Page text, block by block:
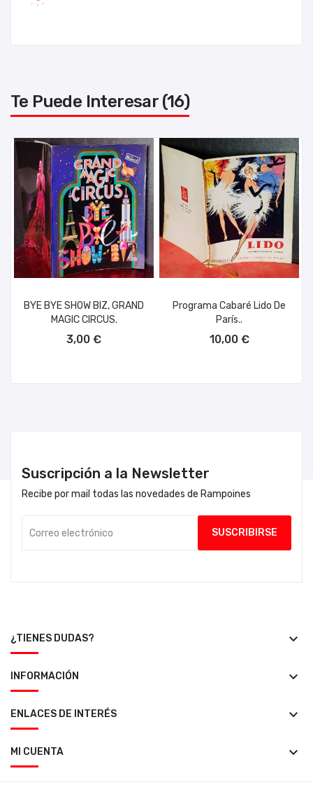
Te Puede Interesar (16)
BYE BYE SHOW BIZ, GRAND
MAGIC CIRCUS.
3,00 €
Programa Cabaré Lido De
París..
10,00 €
Suscripción a la Newsletter
Recibe por mail todas las novedades de Rampoines
¿TIENES DUDAS? keyboard_arrow_down
INFORMACIÓN keyboard_arrow_down
ENLACES DE INTERÉS keyboard_arrow_down
MI CUENTA keyboard_arrow_down